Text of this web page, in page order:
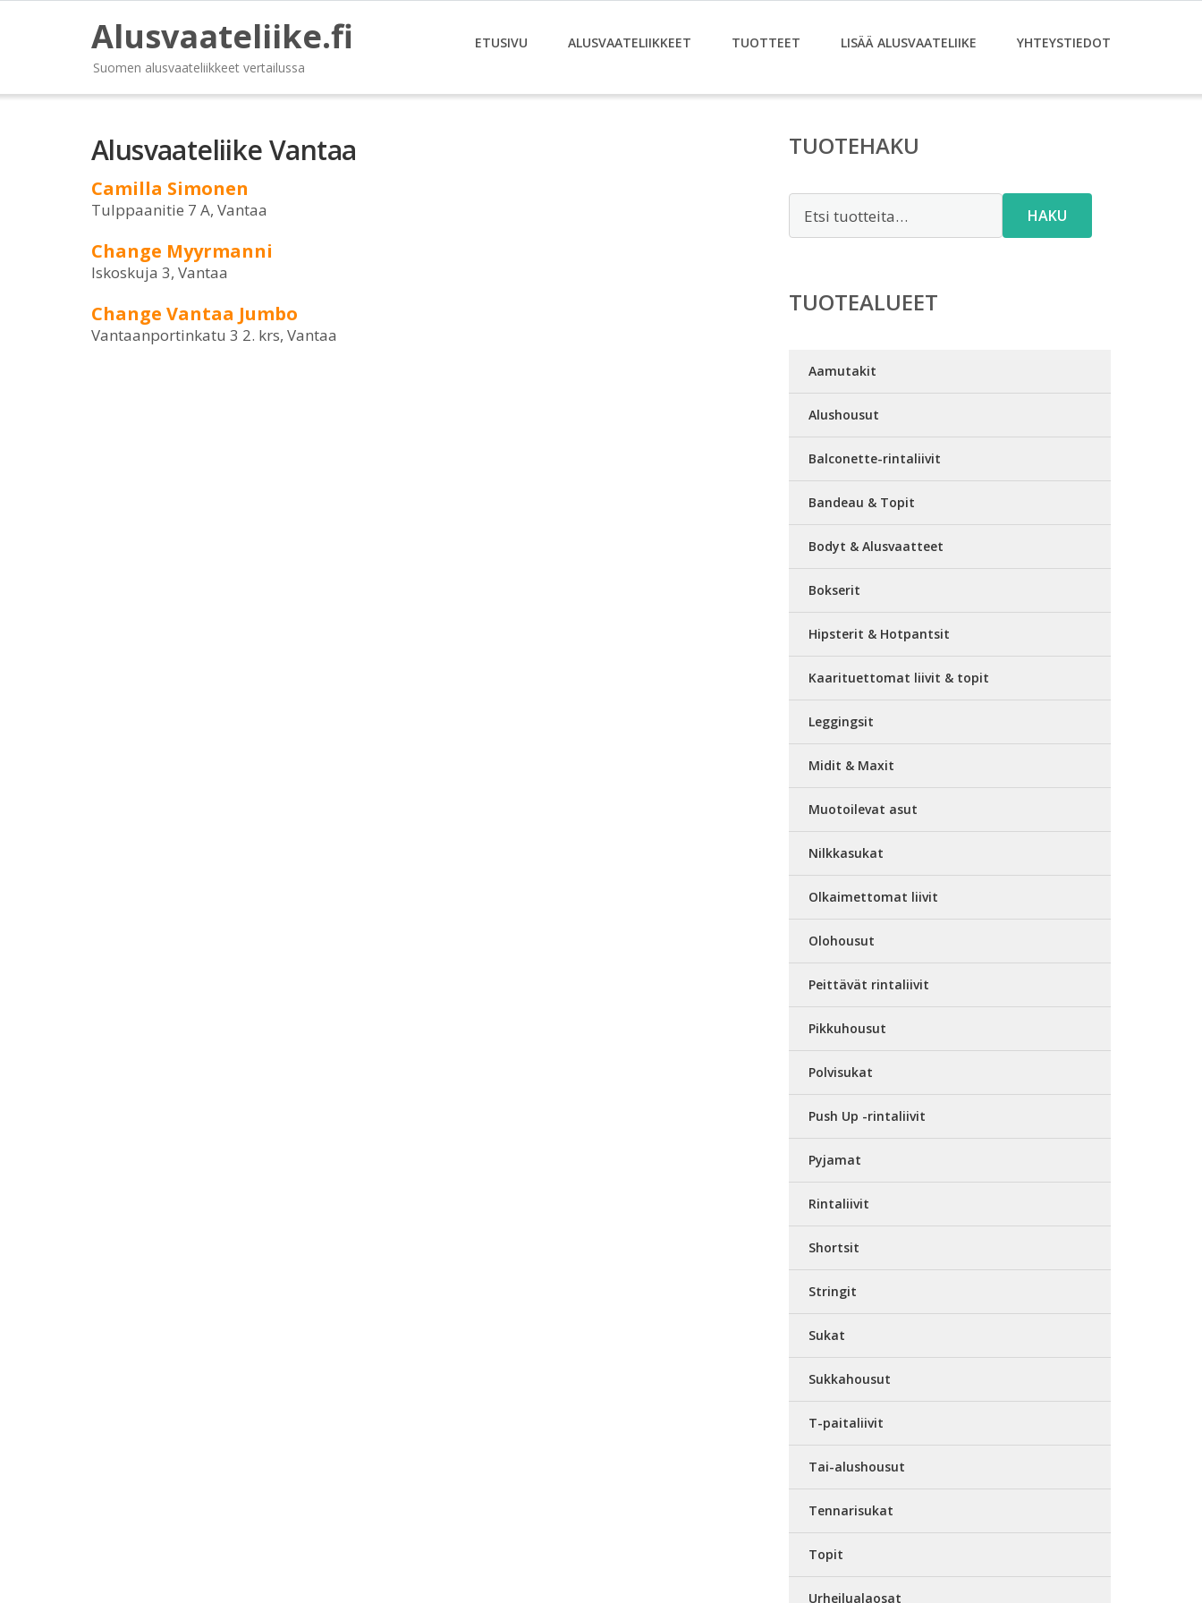
Alusvaateliike.fi
Suomen alusvaateliikkeet vertailussa
ETUSIVU ALUSVAATELIIKKEET TUOTTEET LISÄÄ ALUSVAATELIIKE YHTEYSTIEDOT
Alusvaateliike Vantaa
Camilla Simonen
Tulppaanitie 7 A, Vantaa
Change Myyrmanni
Iskoskuja 3, Vantaa
Change Vantaa Jumbo
Vantaanportinkatu 3 2. krs, Vantaa
TUOTEHAKU
HAKU
TUOTEALUEET
Aamutakit
Alushousut
Balconette-rintaliivit
Bandeau & Topit
Bodyt & Alusvaatteet
Bokserit
Hipsterit & Hotpantsit
Kaarituettomat liivit & topit
Leggingsit
Midit & Maxit
Muotoilevat asut
Nilkkasukat
Olkaimettomat liivit
Olohousut
Peittävät rintaliivit
Pikkuhousut
Polvisukat
Push Up -rintaliivit
Pyjamat
Rintaliivit
Shortsit
Stringit
Sukat
Sukkahousut
T-paitaliivit
Tai-alushousut
Tennarisukat
Topit
Urheilualaosat